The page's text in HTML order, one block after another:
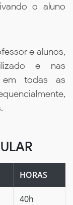
o aluno
e alunos,
e nas
em todas as
HORAS
40h